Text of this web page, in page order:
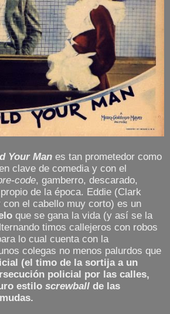
Your Man es tan prometedor como
clave de comedia y con el
code, gamberro, descarado,
de la época. Eddie (Clark
el cabello muy corto) es un
que se gana la vida (y así se la
timos callejeros con robos
lo cual cuenta con la
colegas no menos palurdos que
(el timo de la sortija a un
policial por las calles,
estilo screwball de las